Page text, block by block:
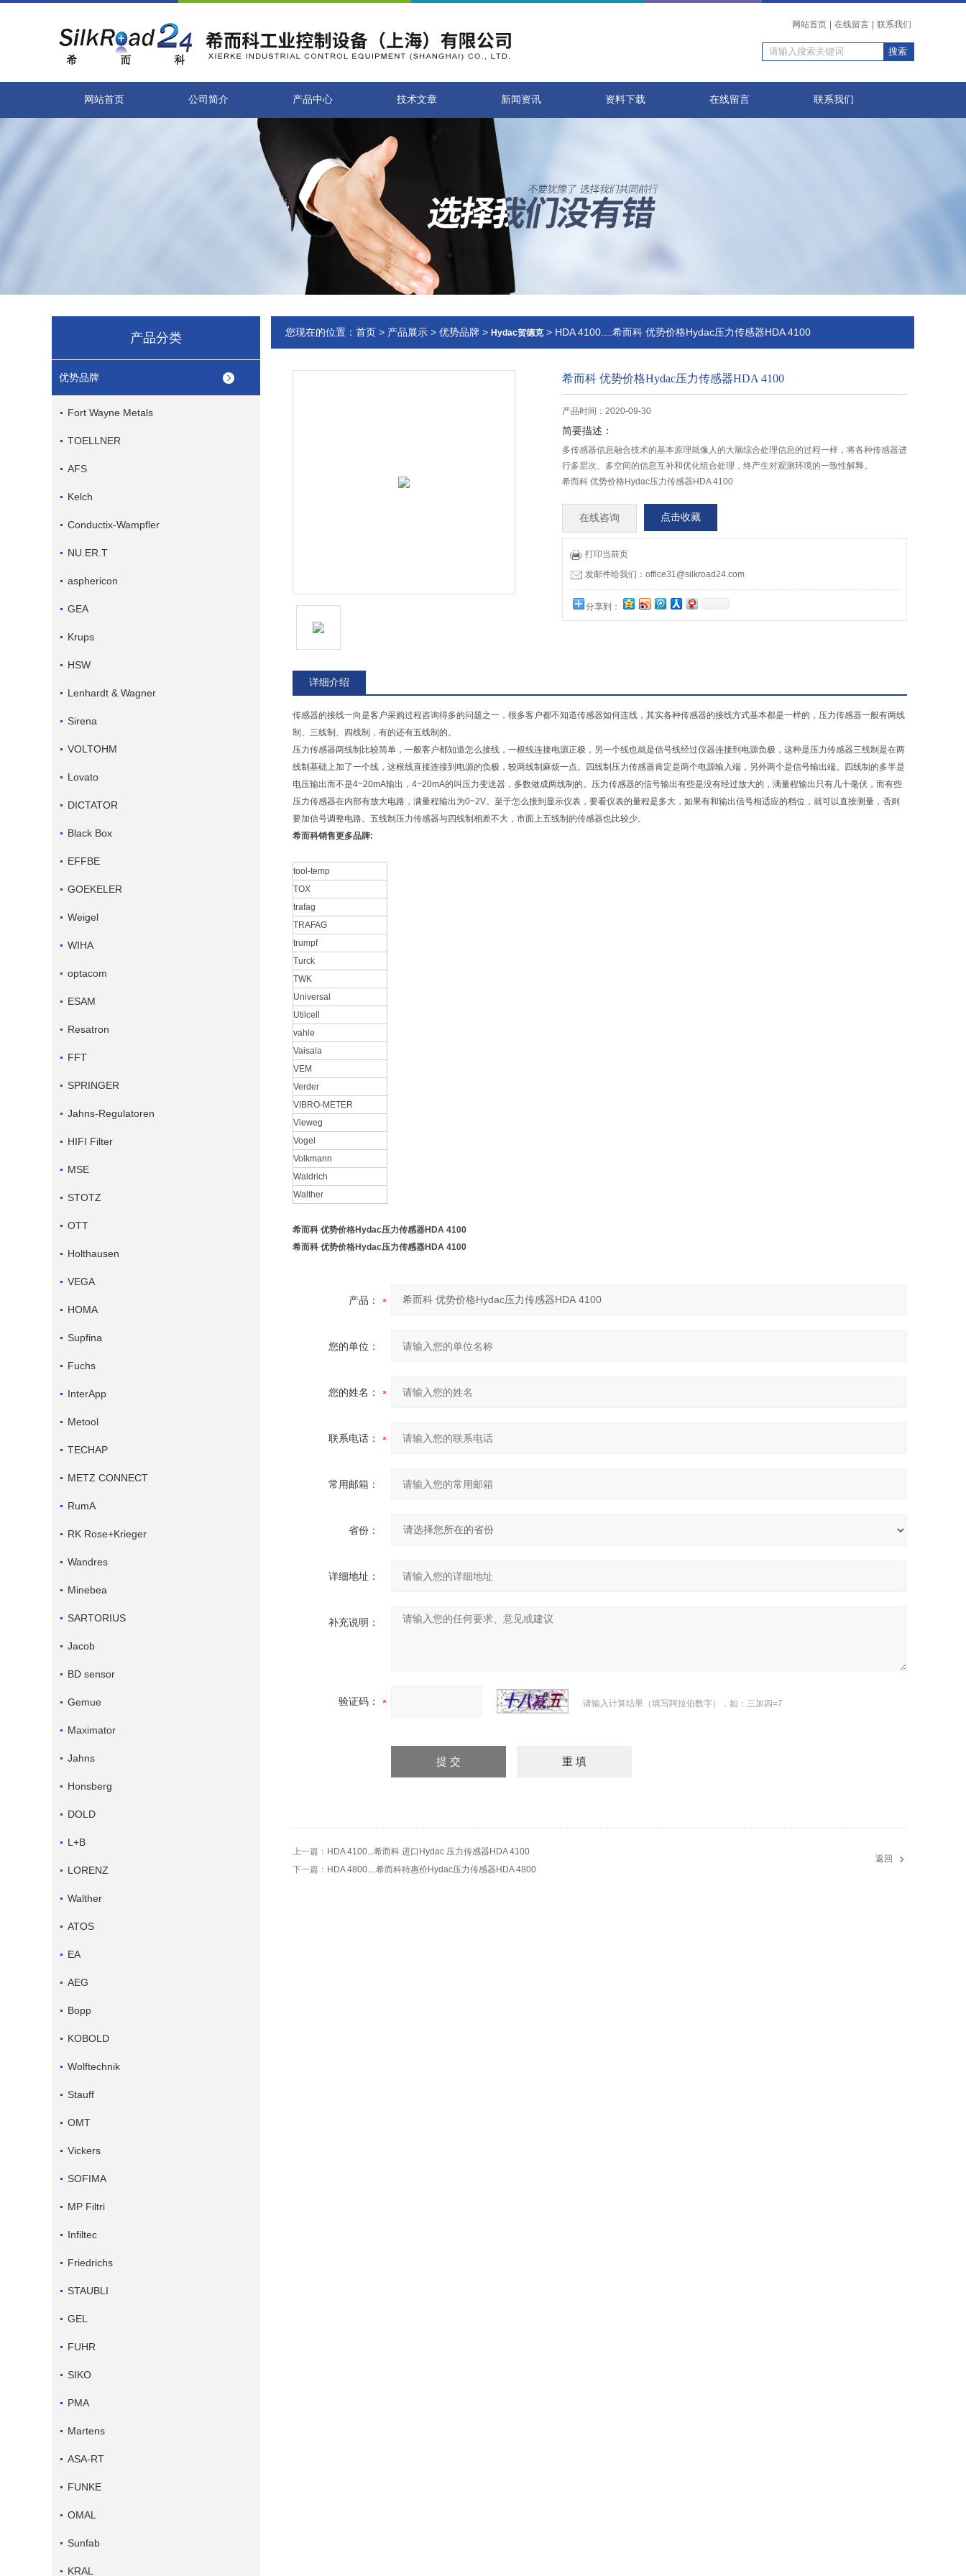
网站首页 在线留言 联系我们
网站首页 公司简介 产品中心 技术文章 新闻资讯 资料下载 在线留言 联系我们
产品分类
优势品牌
Fort Wayne Metals
TOELLNER
AFS
Kelch
Conductix-Wampfler
NU.ER.T
asphericon
GEA
Krups
HSW
Lenhardt & Wagner
Sirena
VOLTOHM
Lovato
DICTATOR
Black Box
EFFBE
GOEKELER
Weigel
WIHA
optacom
ESAM
Resatron
FFT
SPRINGER
Jahns-Regulatoren
HIFI Filter
MSE
STOTZ
OTT
Holthausen
VEGA
HOMA
Supfina
Fuchs
InterApp
Metool
TECHAP
METZ CONNECT
RumA
RK Rose+Krieger
Wandres
Minebea
SARTORIUS
Jacob
BD sensor
Gemue
Maximator
Jahns
Honsberg
DOLD
L+B
LORENZ
Walther
ATOS
EA
AEG
Bopp
KOBOLD
Wolftechnik
Stauff
OMT
Vickers
SOFIMA
MP Filtri
Infiltec
Friedrichs
STAUBLI
GEL
FUHR
SIKO
PMA
Martens
ASA-RT
FUNKE
OMAL
Sunfab
KRAL
您现在的位置： 首页 > 产品展示 > 优势品牌 > Hydac贺德克> HDA 4100....希而科 优势价格Hydac压力传感器HDA 4100
希而科 优势价格Hydac压力传感器HDA 4100
产品时间：2020-09-30
简要描述：
多传感器信息融合技术的基本原理就像人的大脑综合处理信息的过程一样，将各种传感器进
行多层次、多空间的信息互补和优化组合处理，终产生对观测环境的一致性解释。
希而科 优势价格Hydac压力传感器HDA 4100
在线咨询 点击收藏
打印当前页
发邮件给我们：office31@silkroad24.com
分享到：
详细介绍
传感器的接线一向是客户采购过程咨询得多的问题之一，很多客户都不知道传感器如何连线，其实各种传感器的接线方式基本都是一样的，压力传感器一般有两线
制、三线制、四线制，有的还有五线制的。
压力传感器两线制比较简单，一般客户都知道怎么接线，一根线连接电源正极，另一个线也就是信号线经过仪器连接到电源负极，这种是压力传感器三线制是在两
线制基础上加了一个线，这根线直接连接到电源的负极，较两线制麻烦一点。四线制压力传感器肯定是两个电源输入端，另外两个是信号输出端。四线制的多半是
电压输出而不是4~20mA输出，4~20mA的叫压力变送器，多数做成两线制的。压力传感器的信号输出有些是没有经过放大的，满量程输出只有几十毫伏，而有些
压力传感器在内部有放大电路，满量程输出为0~2V。至于怎么接到显示仪表，要看仪表的量程是多大，如果有和输出信号相适应的档位，就可以直接测量，否则
要加信号调整电路。五线制压力传感器与四线制相差不大，市面上五线制的传感器也比较少。
希而科销售更多品牌:
tool-temp
TOX
trafag
TRAFAG
trumpf
Turck
TWK
Universal
Utilcell
vahle
Vaisala
VEM
Verder
VIBRO-METER
Vieweg
Vogel
Volkmann
Waldrich
Walther
希而科 优势价格Hydac压力传感器HDA 4100
希而科 优势价格Hydac压力传感器HDA 4100
产品：
您的单位：
您的姓名：
联系电话：
常用邮箱：
省份：
详细地址：
补充说明：
验证码： 请输入计算结果（填写阿拉伯数字），如：三加四=7
上一篇： HDA 4100...希而科 进口Hydac 压力传感器HDA 4100
下一篇： HDA 4800....希而科特惠价Hydac压力传感器HDA 4800
返回